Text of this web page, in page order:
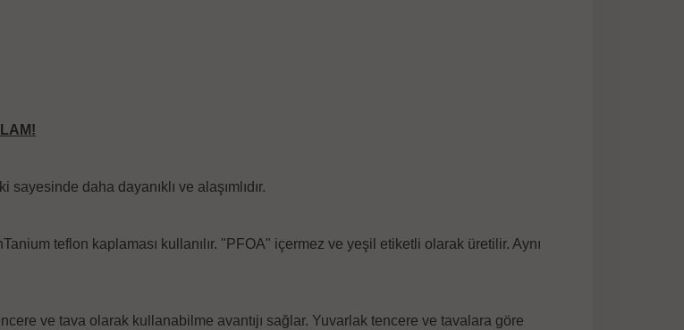
daha dayanıklı ve alaşımlıdır.
teflon kaplaması kullanılır. "PFOA" içermez ve yeşil etiketli olarak üretilir. Aynı
ve tava olarak kullanabilme avantıjı sağlar. Yuvarlak tencere ve tavalara göre